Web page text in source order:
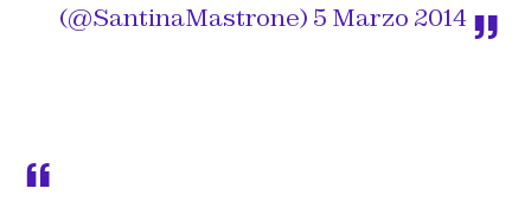
(@SantinaMastrone) 5 Marzo 2014